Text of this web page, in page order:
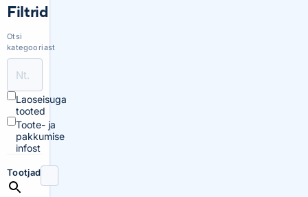
Filtrid
Otsi
kategooriast
Laoseisuga
tooted
Toote- ja
pakkumise
infost
Tootjad